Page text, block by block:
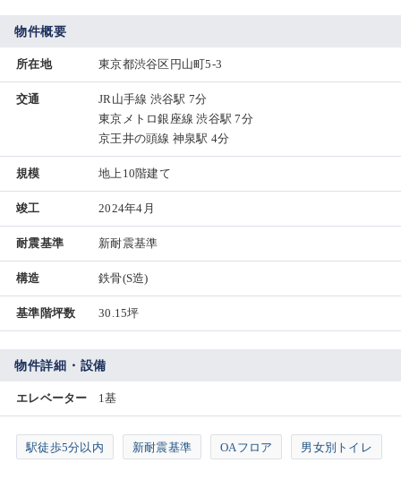
物件概要
所在地 東京都渋谷区円山町5-3
交通
JR山手線 渋谷駅 7分
東京メトロ銀座線 渋谷駅 7分
京王井の頭線 神泉駅 4分
規模 地上10階建て
竣工 2024年4月
耐震基準 新耐震基準
構造 鉄骨(S造)
基準階坪数 30.15坪
物件詳細・設備
エレベーター 1基
駅徒歩5分以内 新耐震基準 OAフロア 男女別トイレ